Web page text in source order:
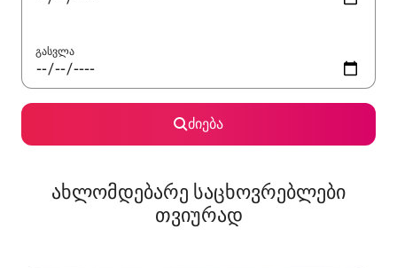
გასვლა
ძიება
ახლომდებარე საცხოვრებლები
თვიურად